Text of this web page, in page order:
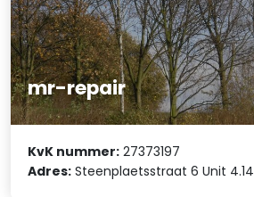
mr-repair
KvK nummer: 27373197
Adres: Steenplaetsstraat 6 Unit 4.14